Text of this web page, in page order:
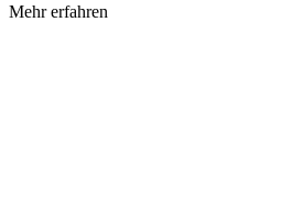
Mehr erfahren